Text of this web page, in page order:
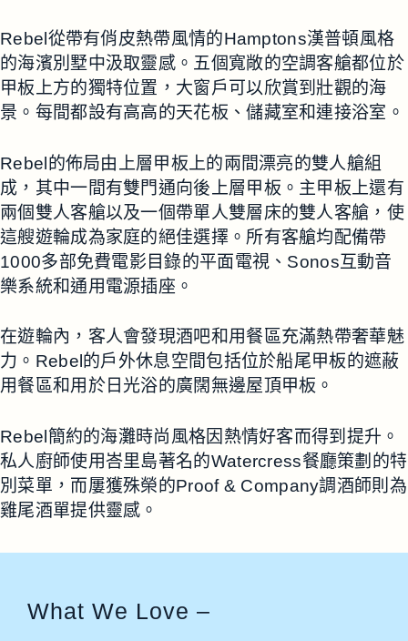
Rebel從帶有俏皮熱帶風情的Hamptons漢普頓風格
的海濱別墅中汲取靈感。五個寬敞的空調客艙都位於
甲板上方的獨特位置，大窗戶可以欣賞到壯觀的海
景。每間都設有高高的天花板、儲藏室和連接浴室。
Rebel的佈局由上層甲板上的兩間漂亮的雙人艙組
成，其中一間有雙門通向後上層甲板。主甲板上還有
兩個雙人客艙以及一個帶單人雙層床的雙人客艙，使
這艘遊輪成為家庭的絕佳選擇。所有客艙均配備帶
1000多部免費電影目錄的平面電視、Sonos互動音
樂系統和通用電源插座。
在遊輪內，客人會發現酒吧和用餐區充滿熱帶奢華魅
力。Rebel的戶外休息空間包括位於船尾甲板的遮蔽
用餐區和用於日光浴的廣闊無邊屋頂甲板。
Rebel簡約的海灘時尚風格因熱情好客而得到提升。
私人廚師使用峇里島著名的Watercress餐廳策劃的特
別菜單，而屢獲殊榮的Proof & Company調酒師則為
雞尾酒單提供靈感。
What We Love –